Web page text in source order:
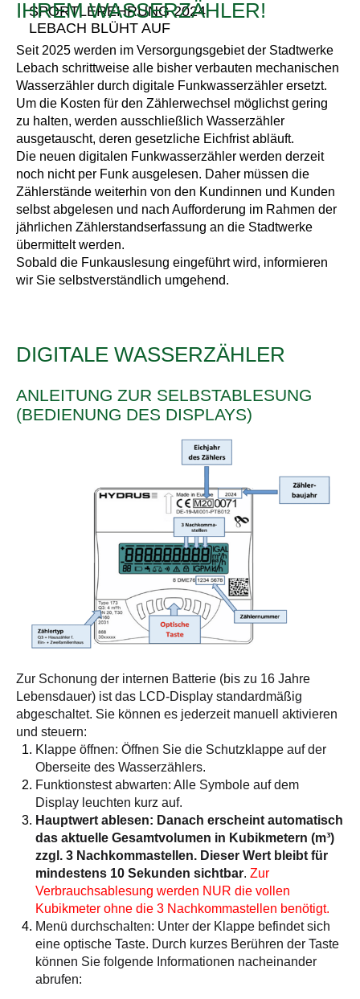
SPORTLEREHRUNG 2024
LEBACH BLÜHT AUF
IHREM WASSERZÄHLER!
Seit 2025 werden im Versorgungsgebiet der Stadtwerke
Lebach schrittweise alle bisher verbauten mechanischen
Wasserzähler durch digitale Funkwasserzähler ersetzt.
Um die Kosten für den Zählerwechsel möglichst gering
zu halten, werden ausschließlich Wasserzähler
ausgetauscht, deren gesetzliche Eichfrist abläuft.
Die neuen digitalen Funkwasserzähler werden derzeit
noch nicht per Funk ausgelesen. Daher müssen die
Zählerstände weiterhin von den Kundinnen und Kunden
selbst abgelesen und nach Aufforderung im Rahmen der
jährlichen Zählerstandserfassung an die Stadtwerke
übermittelt werden.
Sobald die Funkauslesung eingeführt wird, informieren
wir Sie selbstverständlich umgehend.
DIGITALE WASSERZÄHLER
ANLEITUNG ZUR SELBSTABLESUNG
(BEDIENUNG DES DISPLAYS)
Zur Schonung der internen Batterie (bis zu 16 Jahre
Lebensdauer) ist das LCD-Display standardmäßig
abgeschaltet. Sie können es jederzeit manuell aktivieren
und steuern:
Klappe öffnen: Öffnen Sie die Schutzklappe auf der
Oberseite des Wasserzählers.
Funktionstest abwarten: Alle Symbole auf dem
Display leuchten kurz auf.
Hauptwert ablesen: Danach erscheint automatisch
das aktuelle Gesamtvolumen in Kubikmetern (m³)
zzgl. 3 Nachkommastellen. Dieser Wert bleibt für
mindestens 10 Sekunden sichtbar. Zur
Verbrauchsablesung werden NUR die vollen
Kubikmeter ohne die 3 Nachkommastellen benötigt.
Menü durchschalten: Unter der Klappe befindet sich
eine optische Taste. Durch kurzes Berühren der Taste
können Sie folgende Informationen nacheinander
abrufen: